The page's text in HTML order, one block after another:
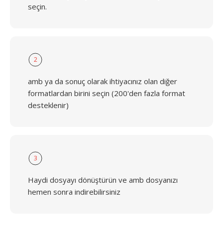
seçin.
2
amb ya da sonuç olarak ihtiyacınız olan diğer
formatlardan birini seçin (200'den fazla format
desteklenir)
3
Haydi dosyayı dönüştürün ve amb dosyanızı
hemen sonra indirebilirsiniz